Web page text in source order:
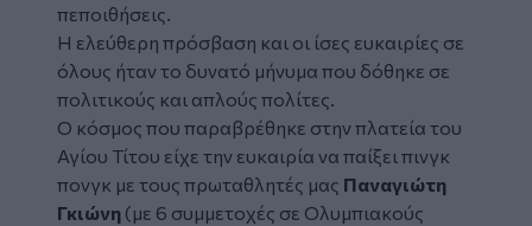
πεποιθήσεις.
Η ελεύθερη πρόσβαση και οι ίσες ευκαιρίες σε
όλους ήταν το δυνατό μήνυμα που δόθηκε σε
πολιτικούς και απλούς πολίτες.
Ο κόσμος που παραβρέθηκε στην πλατεία του
Αγίου Τίτου είχε την ευκαιρία να παίξει πινγκ
πονγκ με τους πρωταθλητές μας Παναγιώτη
Γκιώνη (με 6 συμμετοχές σε Ολυμπιακούς